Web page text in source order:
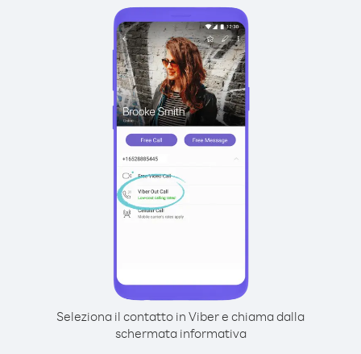
Seleziona il contatto in Viber e chiama dalla
schermata informativa